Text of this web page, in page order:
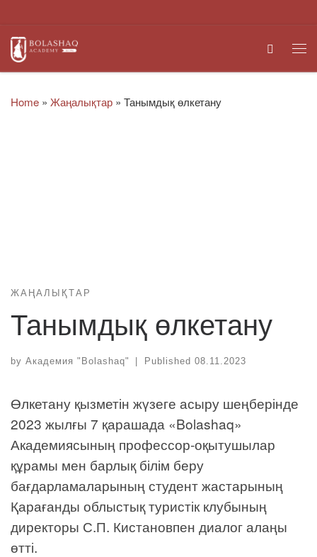
Search
Home » Жаңалықтар » Танымдық өлкетану
ЖАҢАЛЫҚТАР
Танымдық өлкетану
by Академия "Bolashaq" | Published 08.11.2023
Өлкетану қызметін жүзеге асыру шеңберінде
2023 жылғы 7 қарашада «Bolashaq»
Академиясының профессор-оқытушылар
құрамы мен барлық білім беру
бағдарламаларының студент жастарының
Қарағанды облыстық туристік клубының
директоры С.П. Кистановпен диалог алаңы
өтті.